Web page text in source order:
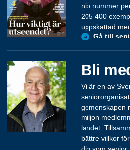
nio nummer
205 400
uppskattad
Gå till
Bli
Vi är en av
gemenskapen
miljon
landet.
bättre villkor